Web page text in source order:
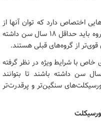
اختصاص دارد که توان آنها از
۳۵ کیلووات بیشتر نباشد. متقاضیان این گروه باید حداقل ۱۸ سال سن داشته
قوی‌تر از گروه‌های قبلی هستند.
خاص با شرایط ویژه در نظر گرفته
است و متقاضیان باید حداقل ۲۱ سال سن داشته باشند تا بتوانند
سنگین‌تر و پرقدرت‌تر